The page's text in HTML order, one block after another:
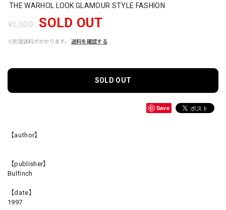
THE WARHOL LOOK GLAMOUR STYLE FASHION
¥6,000 SOLD OUT
※別途送料がかかります。 送料を確認する
SOLD OUT
Save
【author】
【publisher】
Bulfinch
【date】
1997